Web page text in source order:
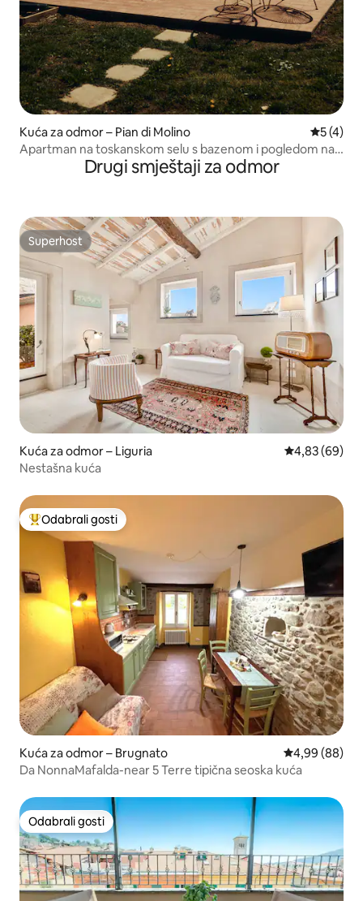
Kuća za odmor – Pian di Molino
5 (4)
Apartman na toskanskom selu s bazenom i pogledom na
Drugi smještaji za odmor
Superhost
Superhost
Kuća za odmor – Liguria Prosječna
4,83 (69)
Nestašna kuća
Među najviše rangiranima s oznakom „Odabrali gosti”
Odabrali gosti
Kuća za odmor – Brugnato Prosječna
4,99 (88)
Da NonnaMafalda-near 5 Terre tipična seoska kuća
Odabrali gosti
Odabrali gosti